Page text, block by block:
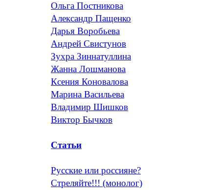
Ольга Постникова
Александр Пащенко
Дарья Воробьева
Андрей Свистунов
Зухра Зиннатуллина
Жанна Лошманова
Ксения Коновалова
Марина Васильева
Владимир Шишков
Виктор Бычков
Статьи
Русские или россияне?
Стреляйте!!! (монолог)